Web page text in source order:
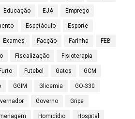
Educação EJA Emprego
Espetáculo Esporte
Exames Facção Farinha FEB
Fiscalização Fisioterapia
Furto Futebol Gatos GCM
GGIM Glicemia GO-330
Governo Gripe
Homicídio Hospital